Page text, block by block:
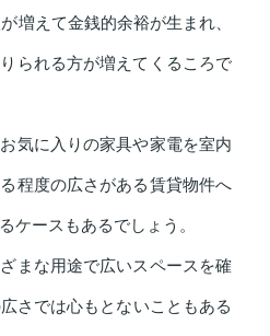
増えて金銭的余裕が生まれ、
られる方が増えてくるころで
気に入りの家具や家電を室内
程度の広さがある賃貸物件へ
ケースもあるでしょう。
まな用途で広いスペースを確
さでは心もとないこともある